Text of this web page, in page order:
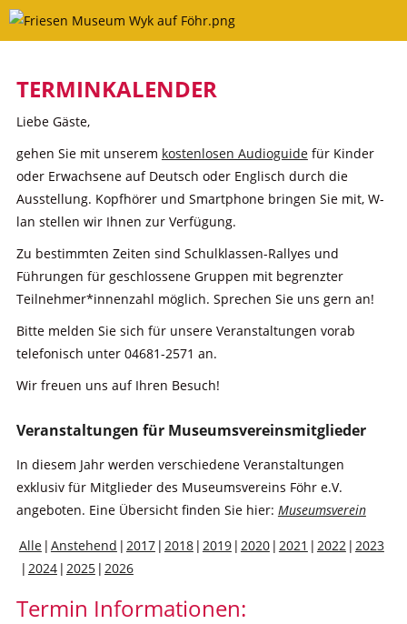
Skip
TERMINKALENDER
Liebe Gäste,
gehen Sie mit unserem kostenlosen Audioguidefür Kinder
oder Erwachsene auf Deutsch oder Englisch durch die
Ausstellung. Kopfhörer und Smartphone bringen Sie mit, W-
lan stellen wir Ihnen zur Verfügung.
Zu bestimmten Zeiten sind Schulklassen-Rallyes und
Führungen für geschlossene Gruppen mit begrenzter
Teilnehmer*innenzahl möglich. Sprechen Sie uns gern an!
Bitte melden Sie sich für unsere Veranstaltungen vorab
telefonisch unter 04681-2571 an.
Wir freuen uns auf Ihren Besuch!
Veranstaltungen für Museumsvereinsmitglieder
In diesem Jahr werden verschiedene Veranstaltungen
exklusiv für Mitglieder des Museumsvereins Föhr e.V.
angeboten. Eine Übersicht finden Sie hier: Museumsverein
Alle Anstehend 2017 2018 2019 2020 2021 2022
2023
2024 2025 2026
Termin Informationen: